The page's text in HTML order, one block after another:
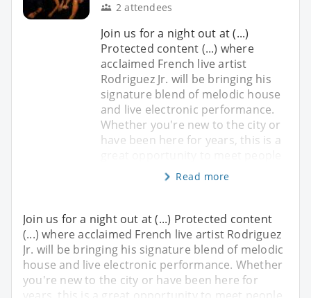
2 attendees
Join us for a night out at (...)
Protected content (...) where
acclaimed French live artist
Rodriguez Jr. will be bringing his
signature blend of melodic house
and live electronic performance.
Whether you're new to the city or
have been here for years, this is a
Read more
Join us for a night out at (...) Protected content
(...) where acclaimed French live artist Rodriguez
Jr. will be bringing his signature blend of melodic
house and live electronic performance. Whether
you're new to the city or have been here for